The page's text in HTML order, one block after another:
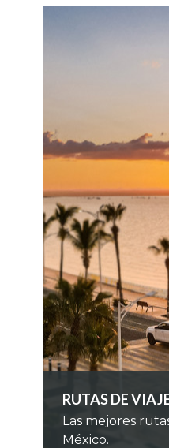
RUTAS DE
Las mejores
México.